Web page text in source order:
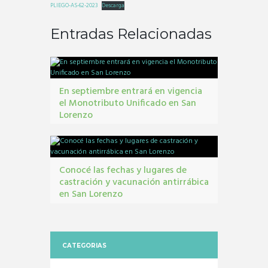
PLIEGO-AS-62-2023 Descarga
Entradas Relacionadas
En septiembre entrará en vigencia
el Monotributo Unificado en San
Lorenzo
Unificado
Conocé las fechas y lugares de
castración y vacunación antirrábica
en San Lorenzo
CATEGORIAS